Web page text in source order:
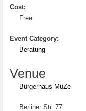
Cost:
Free
Event Category:
Beratung
Venue
Bürgerhaus MüZe
Berliner Str. 77